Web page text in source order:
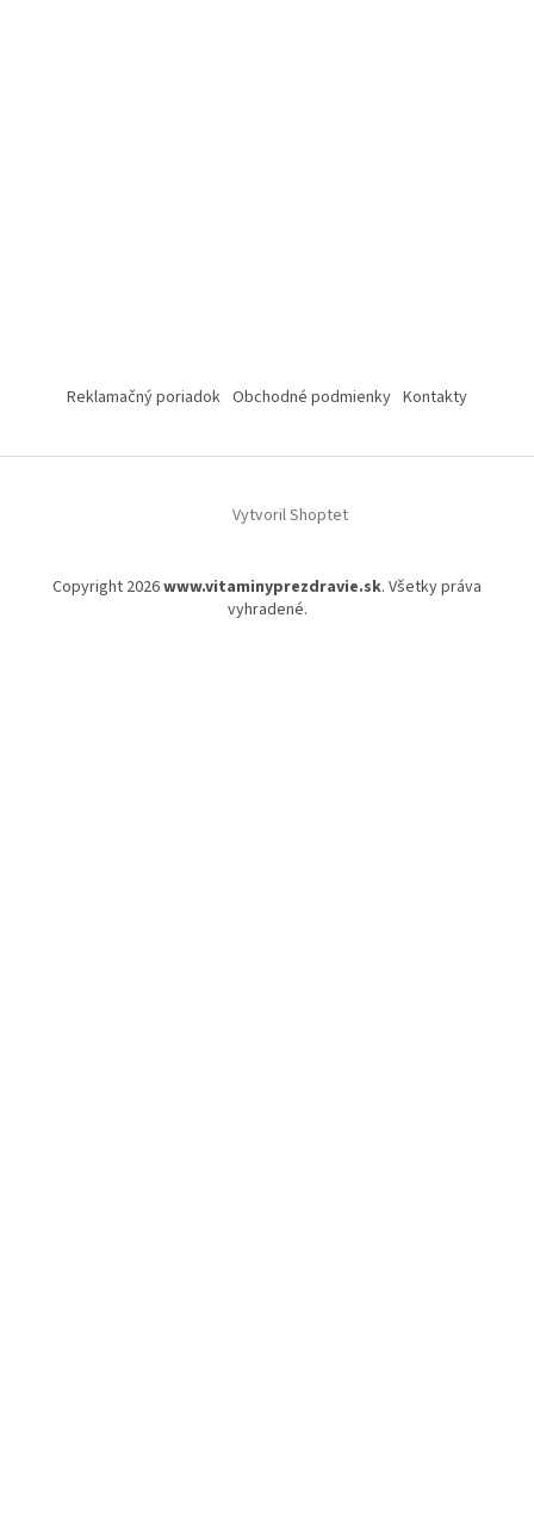
Reklamačný poriadok Obchodné podmienky Kontakty
Vytvoril Shoptet
Copyright 2026www.vitaminyprezdravie.sk. Všetky práva
vyhradené.